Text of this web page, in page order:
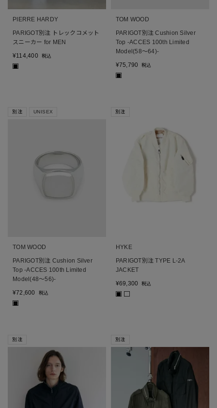
PIERRE HARDY
PARIGOT別注 トレックコメット
スニーカー for MEN
¥114,400 税込
■
TOM WOOD
PARIGOT別注 Cushion Silver
Top -ACCES 100th Limited
Model(58～64)-
¥75,790 税込
■
別注 UNISEX
TOM WOOD
PARIGOT別注 Cushion Silver
Top -ACCES 100th Limited
Model(48～56)-
¥72,600 税込
■
別注
HYKE
PARIGOT別注 TYPE L-2A
JACKET
¥69,300 税込
■
別注 別注